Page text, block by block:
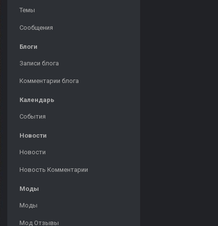
Темы
Сообщения
Блоги
Записи блога
Комментарии блога
Календарь
События
Новости
Новости
Новость Комментарии
Моды
Моды
Мод Отзывы